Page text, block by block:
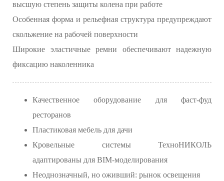
высшую степень защиты колена при работе
Особенная форма и рельефная структура предупреждают
скольжение на рабочей поверхности
Широкие эластичные ремни обеспечивают надежную
фиксацию наколенника
Качественное оборудование для фаст-фуд
ресторанов
Пластиковая мебель для дачи
Кровельные системы ТехноНИКОЛЬ
адаптированы для BIM-моделирования
Неоднозначный, но оживший: рынок освещения